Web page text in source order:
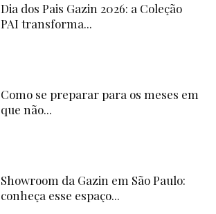
Dia dos Pais Gazin 2026: a Coleção
PAI transforma...
Como se preparar para os meses em
que não...
Showroom da Gazin em São Paulo:
conheça esse espaço...